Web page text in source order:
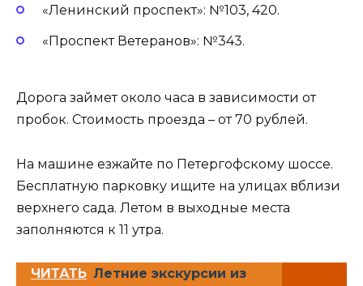
«Ленинский проспект»: №103, 420.
«Проспект Ветеранов»: №343.
Дорога займет около часа в зависимости от
пробок. Стоимость проезда – от 70 рублей.
На машине езжайте по Петергофскому шоссе.
Бесплатную парковку ищите на улицах вблизи
верхнего сада. Летом в выходные места
заполняются к 11 утра.
ЧИТАТЬ Летние экскурсии из